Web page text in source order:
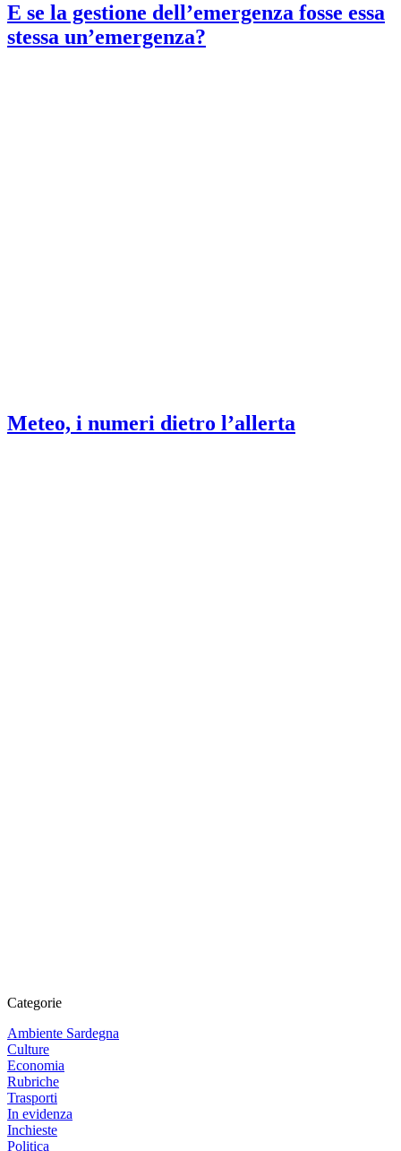
E se la gestione dell’emergenza fosse essa
stessa un’emergenza?
Meteo, i numeri dietro l’allerta
Categorie
Ambiente Sardegna
Culture
Economia
Rubriche
Trasporti
In evidenza
Inchieste
Politica